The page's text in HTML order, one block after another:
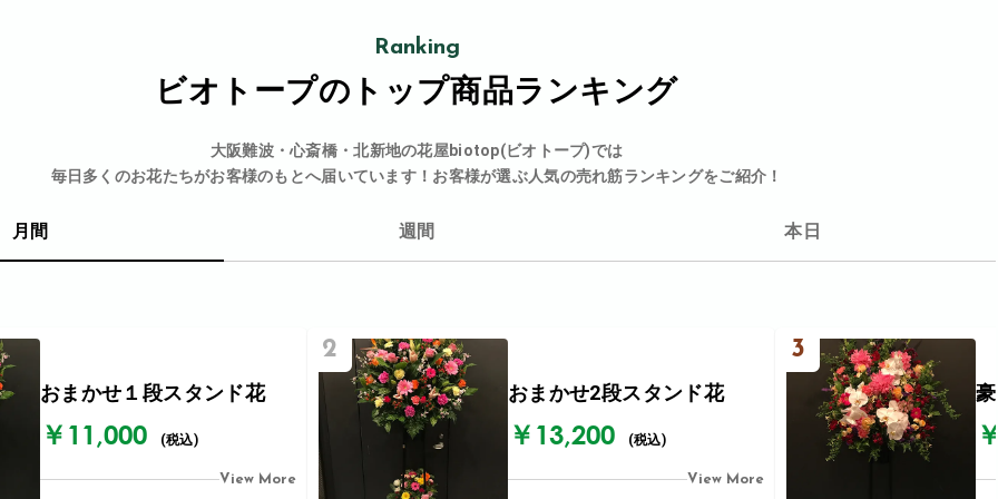
Ranking
ビオトープの トップ商品ランキング
大阪難波・心斎橋・北新地の花屋biotop(ビオトープ)では
毎日多くのお花たちがお客様のもとへ届いています！お客様が選ぶ人気の売れ筋ランキングをご紹介！
月間 週間 本日
おまかせ１段スタンド花
￥11,000 (税込)
View More
2
おまかせ2段スタンド花
￥13,200 (税込)
View More
3